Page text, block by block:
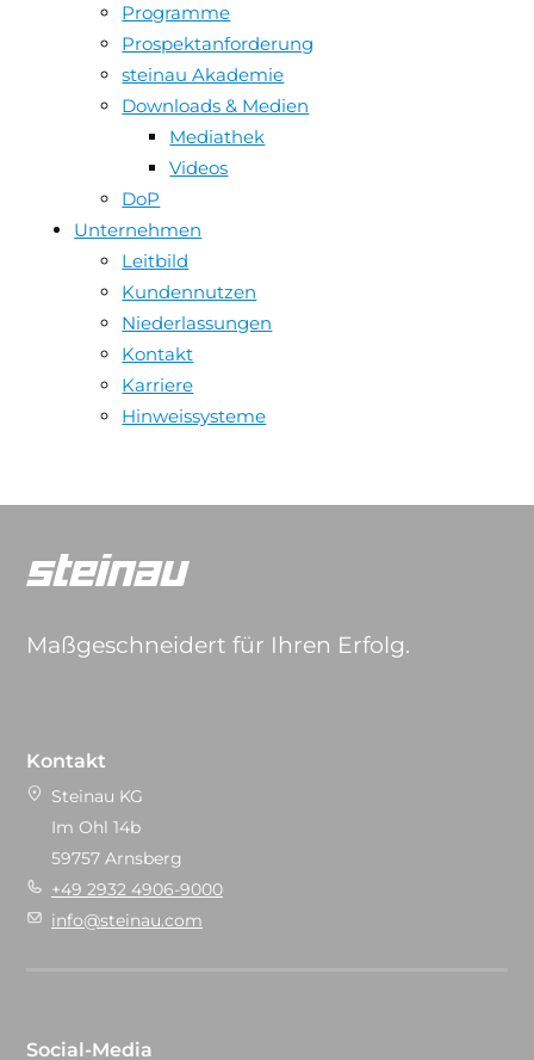
Programme
Prospektanforderung
steinau Akademie
Downloads & Medien
Mediathek
Videos
DoP
Unternehmen
Leitbild
Kundennutzen
Niederlassungen
Kontakt
Karriere
Hinweissysteme
Maßgeschneidert für Ihren Erfolg.
Kontakt
Steinau KG
Im Ohl 14b
59757 Arnsberg
+49 2932 4906-9000
info@steinau.com
Social-Media